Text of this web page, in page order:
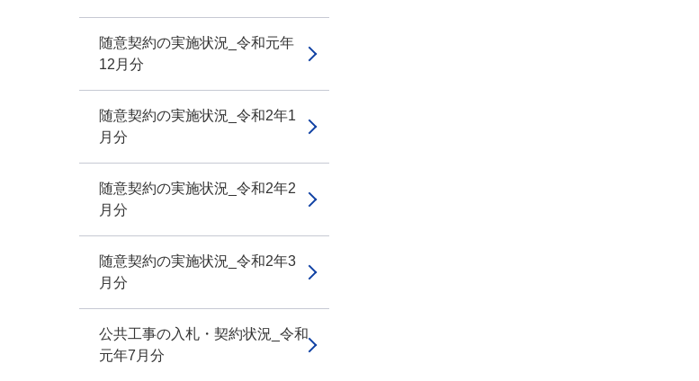
随意契約の実施状況_令和元年
12月分
随意契約の実施状況_令和2年1
月分
随意契約の実施状況_令和2年2
月分
随意契約の実施状況_令和2年3
月分
公共工事の入札・契約状況_令和
元年7月分